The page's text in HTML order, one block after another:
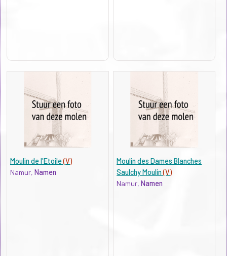
Moulin de l'Etoile(V)
Namur, Namen
Moulin des Dames Blanches
Saulchy Moulin(V)
Namur,Namen